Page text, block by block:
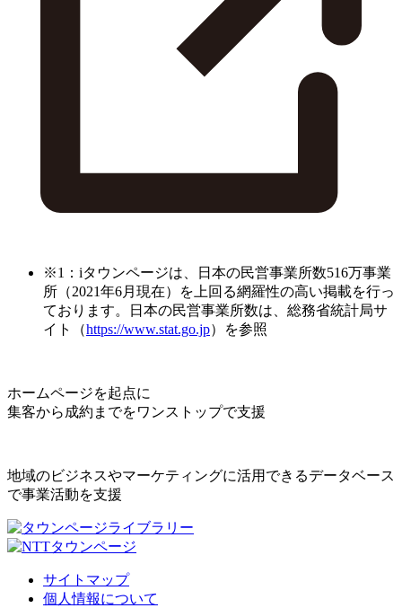
※1：iタウンページは、日本の民営事業所数516万事業
所（2021年6月現在）を上回る網羅性の高い掲載を行っ
ております。日本の民営事業所数は、総務省統計局サ
イト（https://www.stat.go.jp）を参照
ホームページを起点に
集客から成約までをワンストップで支援
地域のビジネスやマーケティングに活用できるデータベース
で事業活動を支援
サイトマップ
個人情報について